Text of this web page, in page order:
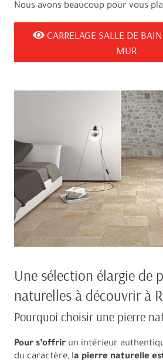
Nous avons beaucoup pour vous
CARRELAGE SALLE DE
MUR
Une sélection élargie de
naturelles à découvrir à
Pourquoi choisir une pierre
Pour s’offrir un intérieur
du caractère, la pierre naturelle